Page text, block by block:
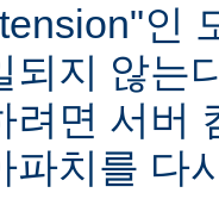
인
되지 않는
려면 서버
파치를 다